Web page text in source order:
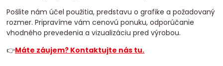
Pošlite nám účel použitia, predstavu o grafike a požadovaný
rozmer. Pripravíme vám cenovú ponuku, odporúčanie
vhodného prevedenia a vizualizáciu pred výrobou.
👉Máte záujem? Kontaktujte nás tu.